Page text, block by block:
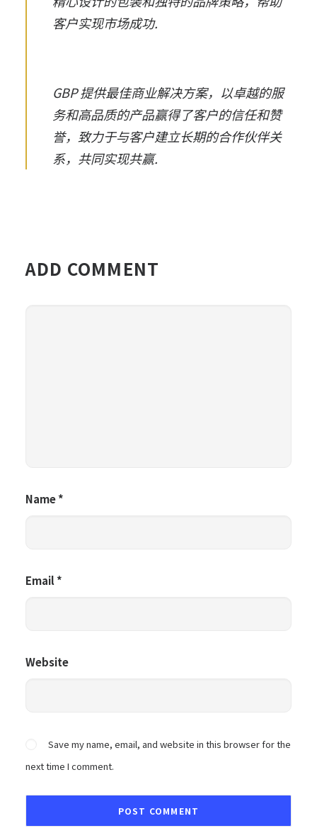
客户实现市场成功.
GBP 提供最佳商业解决方案，以卓越的服
务和高品质的产品赢得了客户的信任和赞
誉，致力于与客户建立长期的合作伙伴关
系，共同实现共赢.
ADD COMMENT
Name*
Email*
Website
Save my name, email, and website in this browser for the
next time I comment.